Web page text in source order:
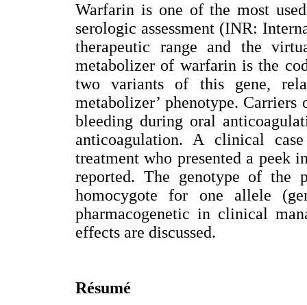
Warfarin is one of the most
serologic assessment (INR:
therapeutic range and the
metabolizer of warfarin is the
two variants of this gene,
metabolizer’ phenotype.
bleeding during oral
anticoagulation. A clinical
treatment who presented a peek
reported. The genotype of the
homocygote for one allele
pharmacogenetic in clinical
effects are discussed.
Résumé